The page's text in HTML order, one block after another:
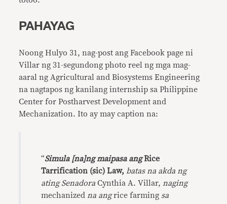
PAHAYAG
Noong Hulyo 31, nag-post ang Facebook page ni
Villar ng 31-segundong photo reel ng mga mag-
aaral ng Agricultural and Biosystems Engineering
na nagtapos ng kanilang internship sa Philippine
Center for Postharvest Development and
Mechanization. Ito ay may caption na:
“Simula [na]ng maipasa angRice
Tarrification (sic) Law, batas na akda ng
ating SenadoraCynthia A. Villar, naging
mechanized na angrice farming sa